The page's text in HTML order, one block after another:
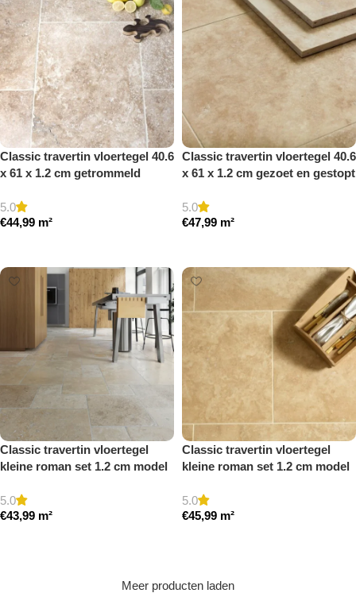
Classic travertin vloertegel 40.6
x 61 x 1.2 cm getrommeld
5.0
€44,99 m²
Classic travertin vloertegel 40.6
x 61 x 1.2 cm gezoet en gestopt
5.0
€47,99 m²
Classic travertin vloertegel
kleine roman set 1.2 cm model
5.0
€43,99 m²
Classic travertin vloertegel
kleine roman set 1.2 cm model
5.0
€45,99 m²
Meer producten laden